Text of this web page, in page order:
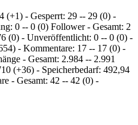
(+1) - Gesperrt: 29 -- 29 (0) -
0 -- 0 (0) Follower - Gesamt: 2
(0) - Unveröffentlicht: 0 -- 0 (0) -
- Kommentare: 17 -- 17 (0) -
- Gesamt: 2.984 -- 2.991
(+36) - Speicherbedarf: 492,94
- Gesamt: 42 -- 42 (0) -